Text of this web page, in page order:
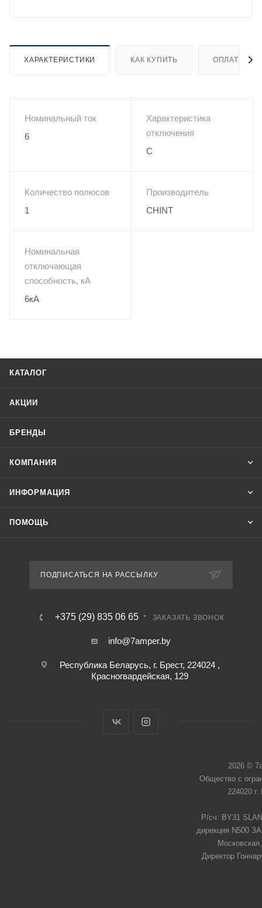
ХАРАКТЕРИСТИКИ КАК КУПИТЬ ОПЛАТА
Номинальный ток
6
Характеристика
отключения
C
Количество полюсов
1
Производитель
CHINT
Номинальная
отключающая
способность, кА
6кА
КАТАЛОГ
АКЦИИ
БРЕНДЫ
КОМПАНИЯ
ИНФОРМАЦИЯ
ПОМОЩЬ
ПОДПИСАТЬСЯ НА РАССЫЛКУ
+375 (29) 835 06 65 ЗАКАЗАТЬ ЗВОНОК
info@7amper.by
Республика Беларусь, г. Брест, 224024 ,
Красногвардейская, 129
2026 ©
Общество с
224020
Р/сч: BY31
дирекция N500
Директор